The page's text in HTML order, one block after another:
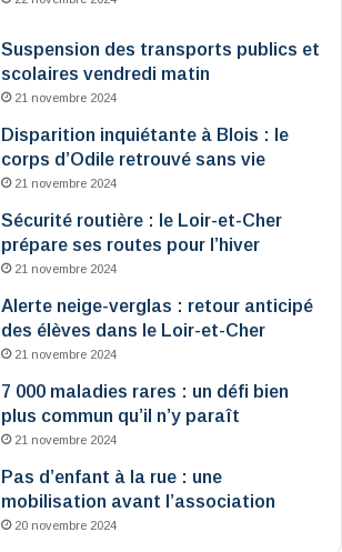
Suspension des transports publics et
scolaires vendredi matin
21 novembre 2024
Disparition inquiétante à Blois : le
corps d’Odile retrouvé sans vie
21 novembre 2024
Sécurité routière : le Loir-et-Cher
prépare ses routes pour l’hiver
21 novembre 2024
Alerte neige-verglas : retour anticipé
des élèves dans le Loir-et-Cher
21 novembre 2024
7 000 maladies rares : un défi bien
plus commun qu’il n’y paraît
21 novembre 2024
Pas d’enfant à la rue : une
mobilisation avant l’association
20 novembre 2024